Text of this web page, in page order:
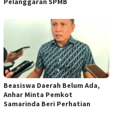
Beasiswa Daerah Belum Ada,
Anhar Minta Pemkot
Samarinda Beri Perhatian